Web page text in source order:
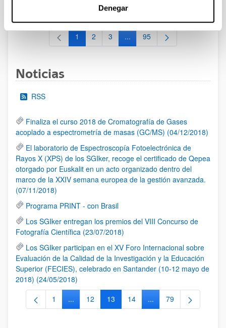
Denegar
al 30/07/2026 (ambos incluídos)
Página
1 Página
2 Página
3 ...Páginas intermedias Use TAB
Página
95
Noticias
RSS
Finaliza el curso 2018 de Cromatografía de Gases
acoplado a espectrometría de masas (GC/MS) (04/12/2018)
El laboratorio de Espectroscopía Fotoelectrónica de
Rayos X (XPS) de los SGIker, recoge el certificado de Qepea
otorgado por Euskalit en un acto organizado dentro del
marco de la XXIV semana europea de la gestión avanzada.
(07/11/2018)
Programa PRINT - con Brasil
Los SGIker entregan los premios del VIII Concurso de
Fotografía Científica (23/07/2018)
Los SGIker participan en el XV Foro Internacional sobre
Evaluación de la Calidad de la Investigación y la Educación
Superior (FECIES), celebrado en Santander (10-12 mayo de
2018) (24/05/2018)
Página
1 ...Páginas intermedias Use TAB para desplazarse.
Página
12 Página
13 Página
14 ...Páginas intermedias
Página
79